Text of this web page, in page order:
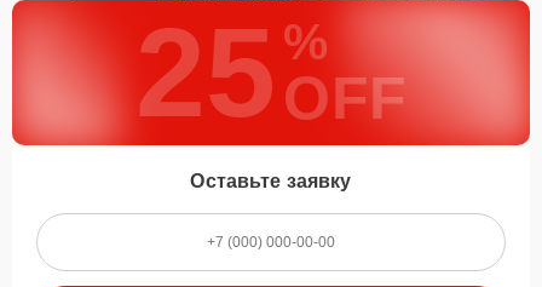
25 %
OFF
Оставьте заявку